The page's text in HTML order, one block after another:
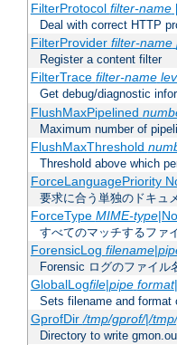
FilterProtocol filter-name
Deal with correct HTTP
FilterProvider filter-name
Register a content filter
FilterTrace filter-name
Get debug/diagnostic
FlushMaxPipelined
Maximum number of
FlushMaxThreshold
Threshold above which
ForceLanguagePriority
要求に合う単独のドキュ
ForceType MIME-type
すべてのマッチするファ
ForensicLog filename|
Forensic ログのファイル
GlobalLogfile|pipe format|
Sets filename and format
GprofDir/tmp/gprof/|/
Directory to write